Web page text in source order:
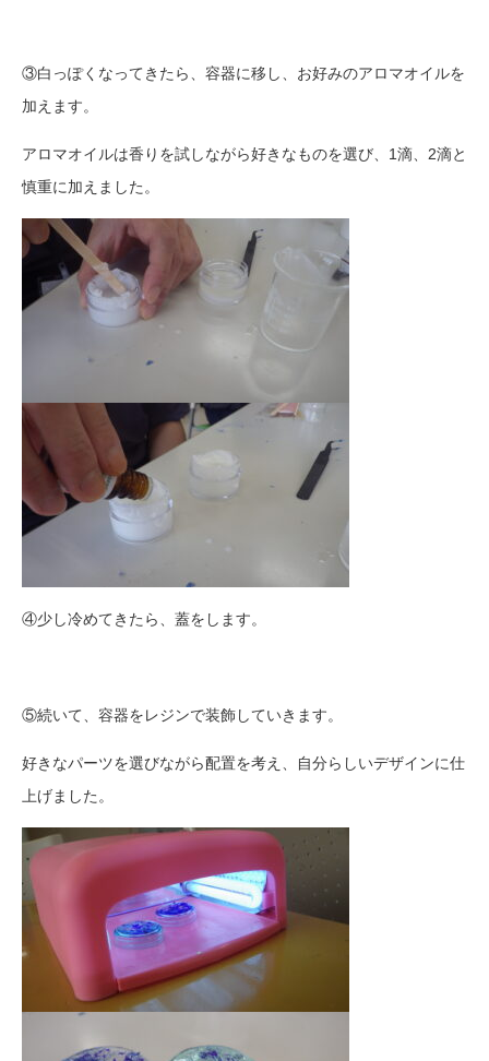
③白っぽくなってきたら、容器に移し、お好みのアロマオイルを
加えます。
アロマオイルは香りを試しながら好きなものを選び、1滴、2滴と
慎重に加えました。
④少し冷めてきたら、蓋をします。
⑤続いて、容器をレジンで装飾していきます。
好きなパーツを選びながら配置を考え、自分らしいデザインに仕
上げました。